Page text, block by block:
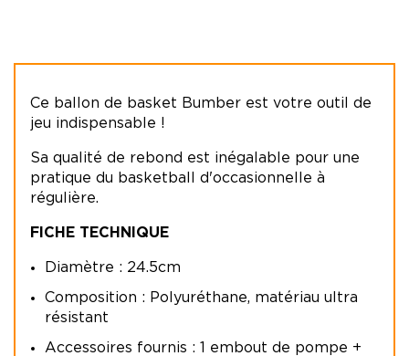
Ce ballon de basket Bumber est votre outil de
jeu indispensable !
Sa qualité de rebond est inégalable pour une
pratique du basketball d'occasionnelle à
régulière.
FICHE TECHNIQUE
Diamètre : 24.5cm
Composition : Polyuréthane, matériau ultra
résistant
Accessoires fournis : 1 embout de pompe +